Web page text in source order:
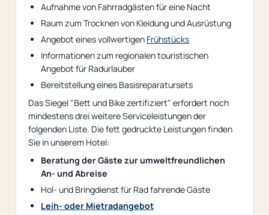
Aufnahme von Fahrradgästen für eine Nacht
Raum zum Trocknen von Kleidung und Ausrüstung
Angebot eines vollwertigen Frühstücks
Informationen zum regionalen touristischen
Angebot für Radurlauber
Bereitstellung eines Basisreparatursets
Das Siegel "Bett und Bike zertifiziert" erfordert noch
mindestens drei weitere Serviceleistungen der
folgenden Liste. Die fett gedruckte Leistungen finden
Sie in unserem Hotel:
Beratung der Gäste zur umweltfreundlichen
An- und Abreise
Hol- und Bringdienst für Rad fahrende Gäste
Leih- oder Mietradangebot